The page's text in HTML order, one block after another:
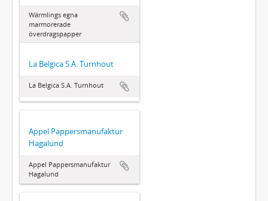
Wärmlings egna
marmorerade
överdragspapper
La Belgica S.A. Turnhout
La Belgica S.A. Turnhout
Appel Pappersmanufaktur
Hagalund
Appel Pappersmanufaktur
Hagalund